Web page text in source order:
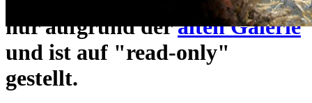
nur aufgrund deralten Galerie
und ist auf "read-only"
gestellt.